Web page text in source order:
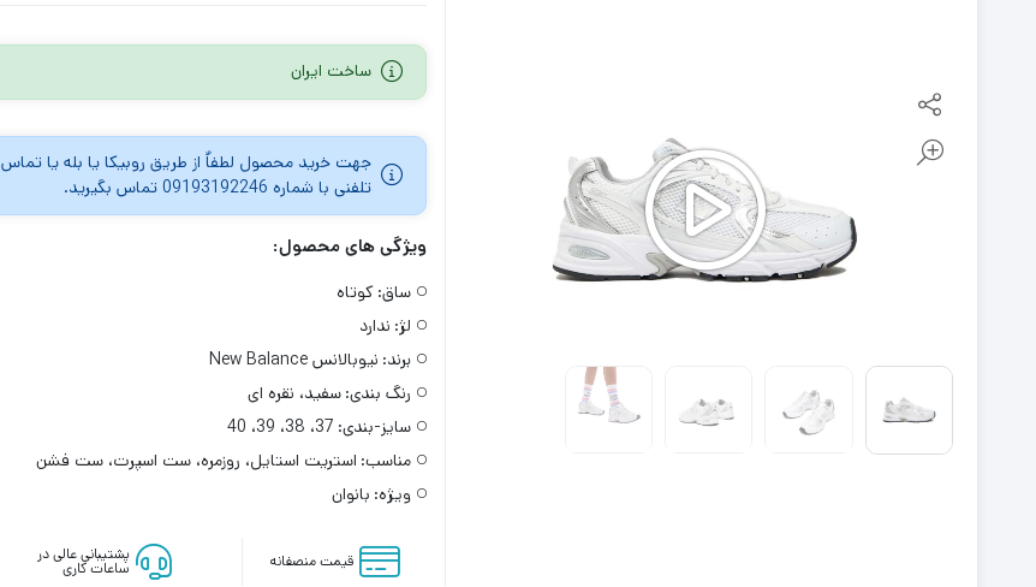
ساخت ایران
جهت خرید محصول لطفاٌ از طریق روبیکا یا بله یا تماس
تلفنی با شماره 09193192246 تماس بگیرید.
ویژگی های محصول:
ساق: کوتاه
لژ: ندارد
برند: نیوبالانس New Balance
رنگ بندی: سفید، نقره ای
سایز-بندی: 37، 38، 39، 40
مناسب: استریت استایل، روزمره، ست اسپرت، ست فشن
ویژه: بانوان
قیمت منصفانه پشتیبانی عالی در
ساعات کاری